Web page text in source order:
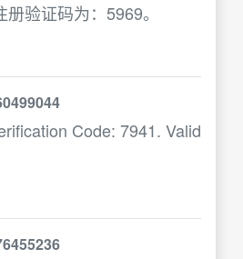
册验证码为：5969。
Code: 7941. Valid